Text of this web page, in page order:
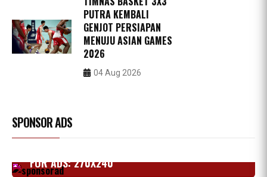
PUTRA KEMBALI
GENJOT PERSIAPAN
MENUJU ASIAN GAMES
2026
04 Aug 2026
SPONSOR ADS
FOR ADS: 270X240